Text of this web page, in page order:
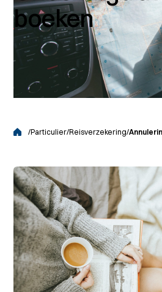
boeken
/Particulier/Reisverzekering/